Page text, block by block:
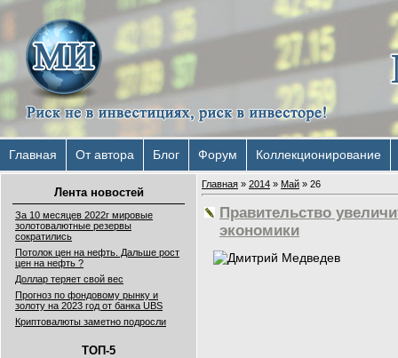
Главная От автора Блог Форум Коллекционирование
Лента новостей
За 10 месяцев 2022г мировые
золотовалютные резервы
сократились
Потолок цен на нефть. Дальше рост
цен на нефть ?
Доллар теряет свой вес
Прогноз по фондовому рынку и
золоту на 2023 год от банка UBS
Криптовалюты заметно подросли
ТОП-5
Главная » 2014 » Май » 26
Правительство
экономики